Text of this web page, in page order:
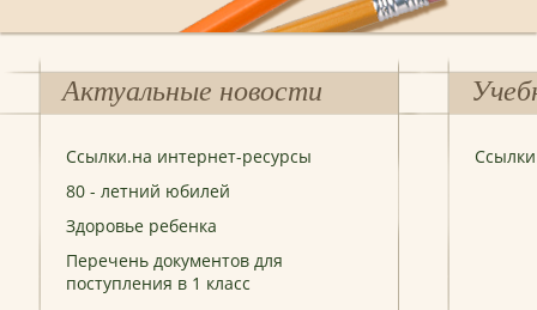
Актуальные новости
Ссылки.на интернет-ресурсы
80 - летний юбилей
Здоровье ребенка
Перечень документов для
поступления в 1 класс